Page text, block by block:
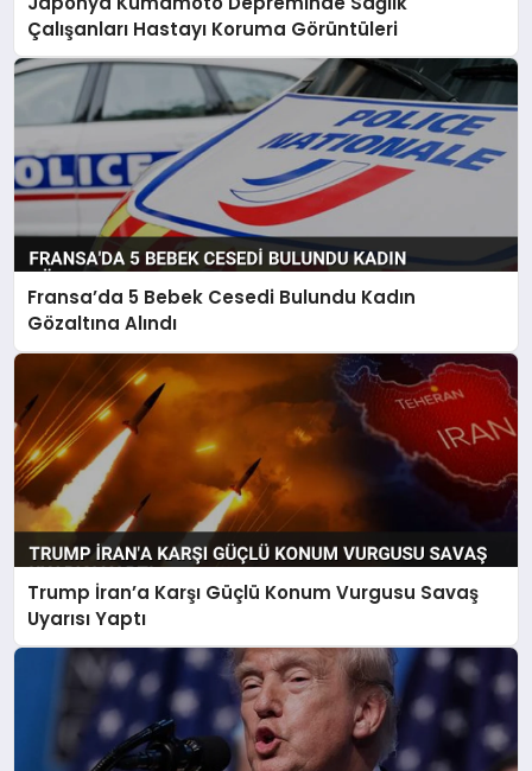
Çalışanları Hastayı Koruma Görüntüleri
Fransa’da 5 Bebek Cesedi Bulundu Kadın
Gözaltına Alındı
Trump İran’a Karşı Güçlü Konum Vurgusu Savaş
Uyarısı Yaptı